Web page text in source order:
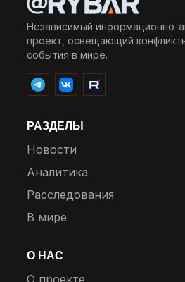
Независимый информационно-
проект, освещающий
события в мире.
РАЗДЕЛЫ
Новости
Аналитика
Расследования
В мире
О НАС